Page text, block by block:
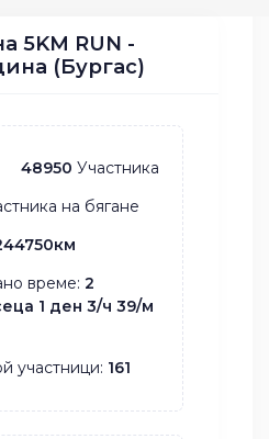
5KM RUN -
(Бургас)
48950 Участника
на бягане
време: 2
1 ден 3/ч 39/м
участници: 161